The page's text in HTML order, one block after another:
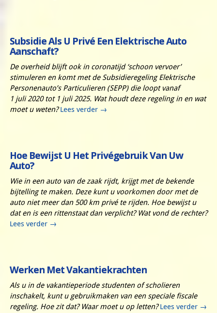
Subsidie Als U Privé Een Elektrische Auto
Aanschaft?
De overheid blijft ook in coronatijd ‘schoon vervoer’
stimuleren en komt met de Subsidieregeling Elektrische
Personenauto’s Particulieren (SEPP) die loopt vanaf
1 juli 2020 tot 1 juli 2025. Wat houdt deze regeling in en wat
moet u weten? Lees verder →
Hoe Bewijst U Het Privégebruik Van Uw
Auto?
Wie in een auto van de zaak rijdt, krijgt met de bekende
bijtelling te maken. Deze kunt u voorkomen door met de
auto niet meer dan 500 km privé te rijden. Hoe bewijst u
dat en is een rittenstaat dan verplicht? Wat vond de rechter?
Lees verder →
Werken Met Vakantiekrachten
Als u in de vakantieperiode studenten of scholieren
inschakelt, kunt u gebruikmaken van een speciale fiscale
regeling. Hoe zit dat? Waar moet u op letten? Lees verder →